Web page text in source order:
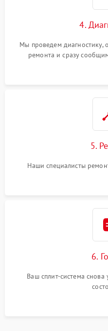
4.
Мы проведем диагностику,
ремонта и сразу
5.
Наши специалисты
6.
Ваш сплит-система